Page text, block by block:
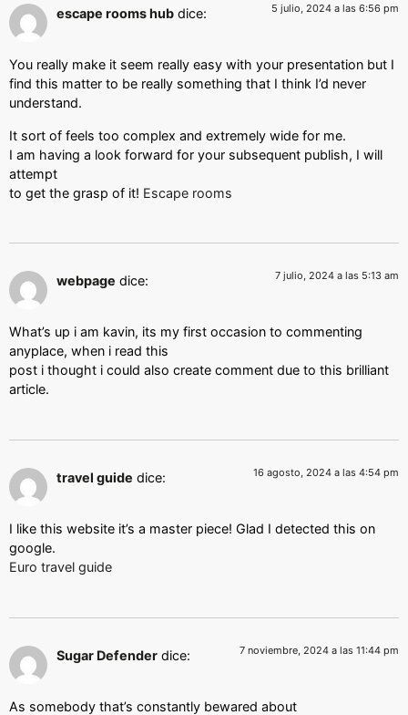
escape rooms hub dice: 5 julio, 2024 a las 6:56 pm
You really make it seem really easy with your presentation but I
find this matter to be really something that I think I’d never
understand.
It sort of feels too complex and extremely wide for me.
I am having a look forward for your subsequent publish, I will
attempt
to get the grasp of it! Escape rooms
webpage dice: 7 julio, 2024 a las 5:13 am
What’s up i am kavin, its my first occasion to commenting
anyplace, when i read this
post i thought i could also create comment due to this brilliant
article.
travel guide dice: 16 agosto, 2024 a las 4:54 pm
I like this website it’s a master piece! Glad I detected this on
google.
Euro travel guide
Sugar Defender dice: 7 noviembre, 2024 a las 11:44 pm
As somebody that’s constantly bewared about